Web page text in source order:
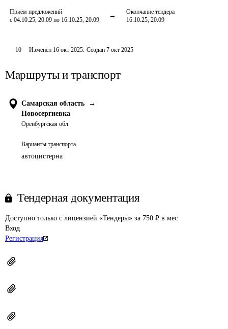
Приём предложений
с 04.10.25, 20:09 по 16.10.25, 20:09
Окончание тендера
16.10.25, 20:09
10 Изменён 16 окт 2025. Создан 7 окт 2025
Маршруты и транспорт
Самарская область
→
Новосергиевка
Оренбургская обл.
Варианты транспорта
автоцистерна
Тендерная документация
Доступно только с лицензией «Тендеры» за 750 ₽ в мес
Вход
Регистрация